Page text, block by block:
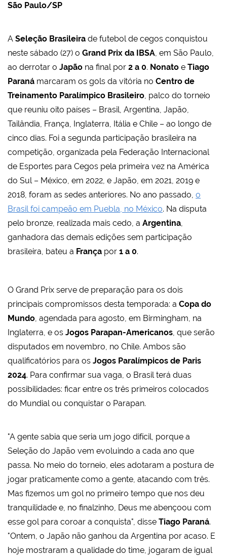
São Paulo/SP
A Seleção Brasileira de futebol de cegos conquistou
neste sábado (27) o Grand Prix da IBSA, em São Paulo,
ao derrotar o Japão na final por 2 a 0. Nonato e Tiago
Paraná marcaram os gols da vitória no Centro de
Treinamento Paralímpico Brasileiro, palco do torneio
que reuniu oito países – Brasil, Argentina, Japão,
Tailândia, França, Inglaterra, Itália e Chile – ao longo de
cinco dias. Foi a segunda participação brasileira na
competição, organizada pela Federação Internacional
de Esportes para Cegos pela primeira vez na América
do Sul – México, em 2022, e Japão, em 2021, 2019 e
2018, foram as sedes anteriores. No ano passado, o
Brasil foi campeão em Puebla, no México. Na disputa
pelo bronze, realizada mais cedo, a Argentina,
ganhadora das demais edições sem participação
brasileira, bateu a França por 1 a 0.
O Grand Prix serve de preparação para os dois
principais compromissos desta temporada: a Copa do
Mundo, agendada para agosto, em Birmingham, na
Inglaterra, e os Jogos Parapan-Americanos, que serão
disputados em novembro, no Chile. Ambos são
qualificatórios para os Jogos Paralímpicos de Paris
2024. Para confirmar sua vaga, o Brasil terá duas
possibilidades: ficar entre os três primeiros colocados
do Mundial ou conquistar o Parapan.
"A gente sabia que seria um jogo difícil, porque a
Seleção do Japão vem evoluindo a cada ano que
passa. No meio do torneio, eles adotaram a postura de
jogar praticamente como a gente, atacando com três.
Mas fizemos um gol no primeiro tempo que nos deu
tranquilidade e, no finalzinho, Deus me abençoou com
esse gol para coroar a conquista", disse Tiago Paraná.
"Ontem, o Japão não ganhou da Argentina por acaso. E
hoje mostraram a qualidade do time, jogaram de igual